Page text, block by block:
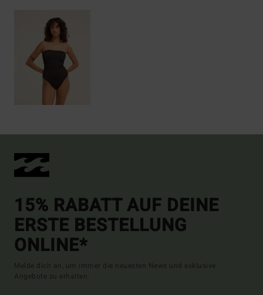
15% RABATT AUF DEINE
ERSTE BESTELLUNG
ONLINE*
Melde dich an, um immer die neuesten News und exklusive
Angebote zu erhalten.